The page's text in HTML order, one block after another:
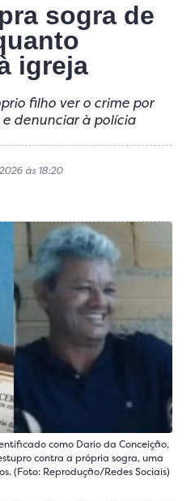
sogra de
igreja
filho ver o crime por
denunciar à polícia
às 18:20
como Dario da Conceição,
contra a própria sogra, uma
(Foto: Reprodução/Redes Sociais)